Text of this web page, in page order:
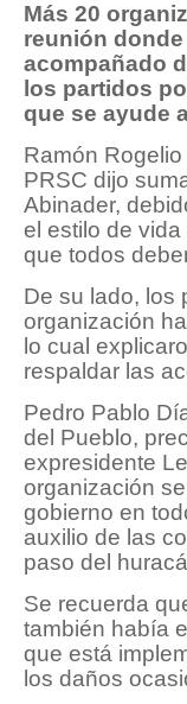
Más 20
reunión
acompañado
los partidos
que se ayude
Ramón
PRSC dijo
Abinader,
el estilo de
que todos
De su lado, los
organización
lo cual
respaldar las
Pedro Pablo
del Pueblo,
expresidente
organización
gobierno en
auxilio de las
paso del
Se recuerda
también había
que está
los daños